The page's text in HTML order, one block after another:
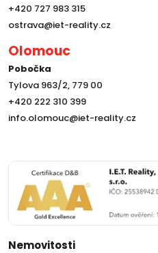
+420 727 983 315
ostrava@iet-reality.cz
Olomouc
Pobočka
Tylova 963/2, 779 00
+420 222 310 399
info.olomouc@iet-reality.cz
Nemovitosti